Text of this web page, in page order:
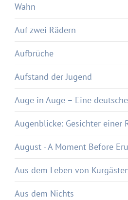
Wahn
Auf zwei Rädern
Aufbrüche
Aufstand der Jugend
Auge in Auge – Eine
Augenblicke: Gesichter einer
August - A Moment Before
Aus dem Leben von
Aus dem Nichts